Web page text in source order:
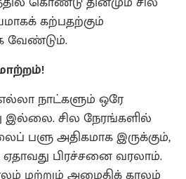
கற்பதற்கும்
வேண்டும்.
நாட்களும் ஒரே
இல்லை. சில நேரங்களில்
பளு அதிகமாக இருக்கும்,
ஏதாவது பிரச்சனை வரலாம்.